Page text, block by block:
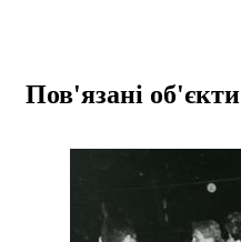
Пов'язані об'єкти